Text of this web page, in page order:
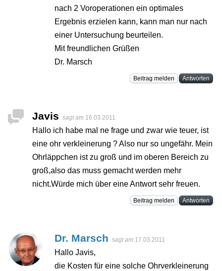
nach 2 Voroperationen ein optimales
Ergebnis erzielen kann, kann man nur nach
einer Untersuchung beurteilen.
Mit freundlichen Grüßen
Dr. Marsch
Beitrag melden Antworten
Javis sagt am 16.03.2011
Hallo ich habe mal ne frage und zwar wie teuer, ist
eine ohr verkleinerung ? Also nur so ungefähr. Mein
Ohrläppchen ist zu groß und im oberen Bereich zu
groß,also das muss gemacht werden mehr
nicht.Würde mich über eine Antwort sehr freuen.
Beitrag melden Antworten
Dr. Marsch sagt am 17.03.2011
Hallo Javis,
die Kosten für eine solche Ohrverkleinerung